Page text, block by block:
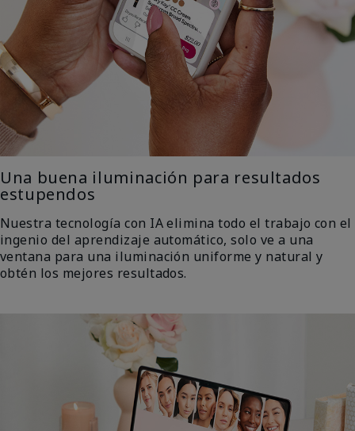
Una buena iluminación para resultados
estupendos
Nuestra tecnología con IA elimina todo el trabajo con el
ingenio del aprendizaje automático, solo ve a una
ventana para una iluminación uniforme y natural y
obtén los mejores resultados.